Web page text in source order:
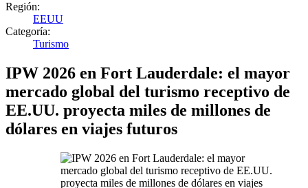
Región:
EEUU
Categoría:
Turismo
IPW 2026 en Fort Lauderdale: el mayor
mercado global del turismo receptivo de
EE.UU. proyecta miles de millones de
dólares en viajes futuros